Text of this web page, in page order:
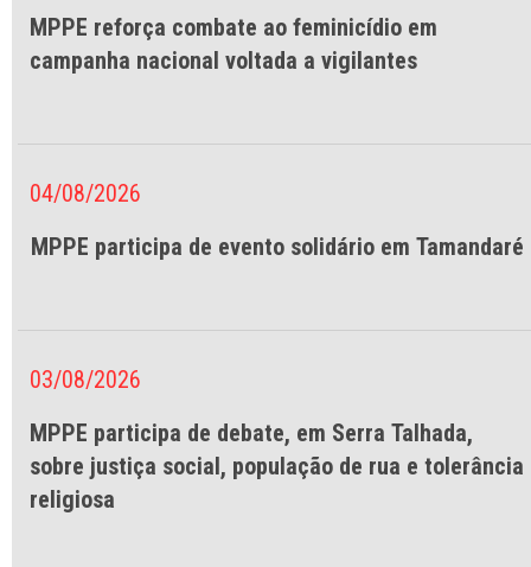
MPPE reforça combate ao feminicídio em
campanha nacional voltada a vigilantes
04/08/2026
MPPE participa de evento solidário em Tamandaré
03/08/2026
MPPE participa de debate, em Serra Talhada,
sobre justiça social, população de rua e tolerância
religiosa